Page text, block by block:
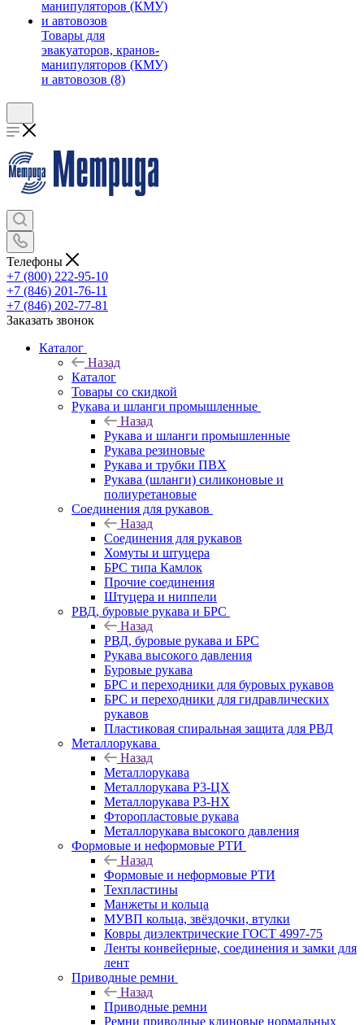
Товары для
эвакуаторов, кранов-
манипуляторов (КМУ)
и автовозов (8)
Телефоны
+7 (800) 222-95-10
+7 (846) 201-76-11
+7 (846) 202-77-81
Заказать звонок
Каталог
Назад
Каталог
Товары со скидкой
Рукава и шланги промышленные
Назад
Рукава и шланги промышленные
Рукава резиновые
Рукава и трубки ПВХ
Рукава (шланги) силиконовые и
полиуретановые
Соединения для рукавов
Назад
Соединения для рукавов
Хомуты и штуцера
БРС типа Камлок
Прочие соединения
Штуцера и ниппели
РВД, буровые рукава и БРС
Назад
РВД, буровые рукава и БРС
Рукава высокого давления
Буровые рукава
БРС и переходники для буровых рукавов
БРС и переходники для гидравлических
рукавов
Пластиковая спиральная защита для РВД
Металлорукава
Назад
Металлорукава
Металлорукава Р3-ЦХ
Металлорукава Р3-НХ
Фторопластовые рукава
Металлорукава высокого давления
Формовые и неформовые РТИ
Назад
Формовые и неформовые РТИ
Техпластины
Манжеты и кольца
МУВП кольца, звёздочки, втулки
Ковры диэлектрические ГОСТ 4997-75
Ленты конвейерные, соединения и замки для
лент
Приводные ремни
Назад
Приводные ремни
Ремни приводные клиновые нормальных